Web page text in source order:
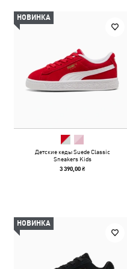
НОВИНКА
Детские кеды Suede Classic
Sneakers Kids
3 390,00 ₴
НОВИНКА